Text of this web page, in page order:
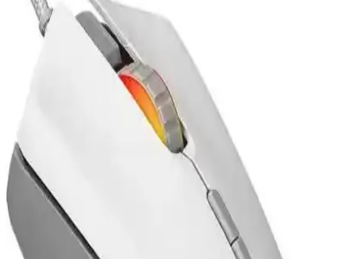
Bu karşılaştırmada, Glorious Model O ve Model O- farelerinin
özellikleri, kullanıcı yorumları ve performans detayları incelenerek
en uygun seçim yapılmasına yardımcı olunur.
Logitech G502 X ve G903 LIGHTSPEED
Karşılaştırması: Hangi Fare Sizin İçin Uygun
Logitech G502 X ve G903 LIGHTSPEED modellerinin detaylı
karşılaştırmasıyla, performans, özellikler ve kullanıcı deneyimleriyle
en iyi seçimi yapmanıza yardımcı oluyoruz.
Attack Shark R1 ve Rampage SMX-R47 Fareleri
Karşılaştırması: Özellikler ve Performans Analizi
İki popüler oyuncu faresini detaylı karşılaştırıyoruz: Attack Shark
R1 kablosuz ve Rampage SMX-R47 kablolu. Performans, tasarım
ve kullanıcı yorumlarıyla en uygun seçeneği belirleyin.